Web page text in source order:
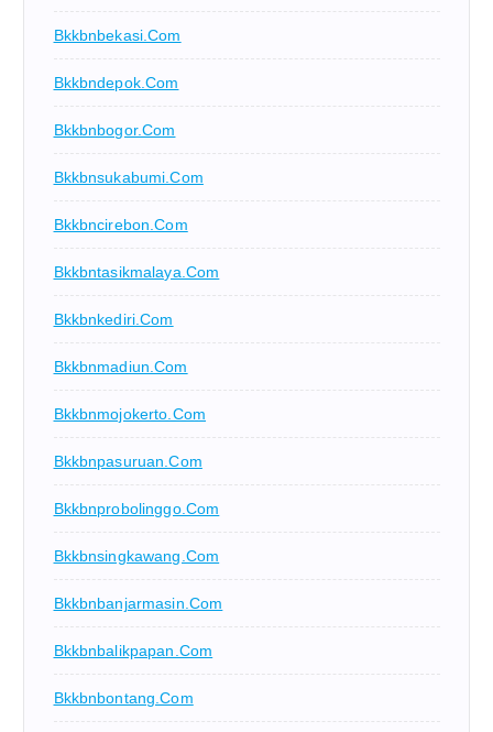
Bkkbnbekasi.com
Bkkbndepok.com
Bkkbnbogor.com
Bkkbnsukabumi.com
Bkkbncirebon.com
Bkkbntasikmalaya.com
Bkkbnkediri.com
Bkkbnmadiun.com
Bkkbnmojokerto.com
Bkkbnpasuruan.com
Bkkbnprobolinggo.com
Bkkbnsingkawang.com
Bkkbnbanjarmasin.com
Bkkbnbalikpapan.com
Bkkbnbontang.com